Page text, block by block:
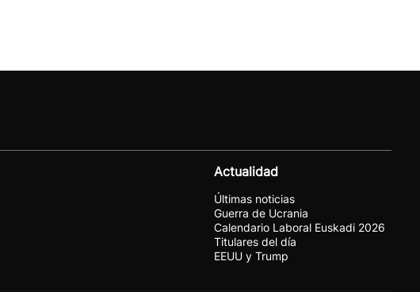
Actualidad
Últimas noticias
Guerra de Ucrania
Calendario Laboral Euskadi 2026
Titulares del día
EEUU y Trump